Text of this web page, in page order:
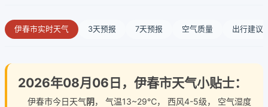
伊春市实时天气 3天预报 7天预报 空气质量 出行建议
2026年08月06日，伊春市天气小贴士：
伊春市今日天气阴， 气温13~29℃， 西风4-5级， 空气湿度